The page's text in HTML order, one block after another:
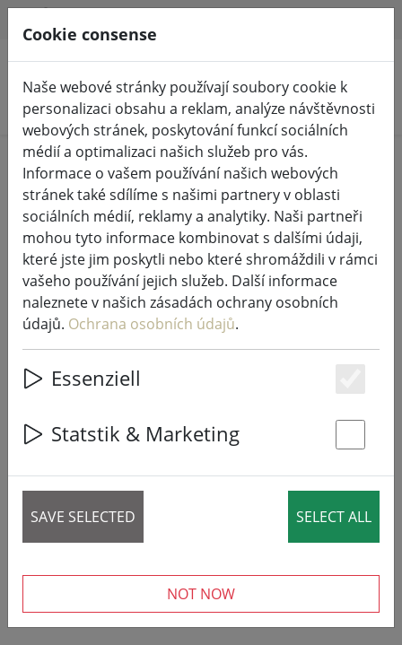
Hledat produkty
Home %Prodej
Prostírání Zone Confetti s kruhy
latte 30 x 40 cm
33% DISCOUNT
Cookie consense
Naše webové stránky používají soubory cookie k
personalizaci obsahu a reklam, analýze návštěvnosti
webových stránek, poskytování funkcí sociálních
médií a optimalizaci našich služeb pro vás.
Informace o vašem používání našich webových
stránek také sdílíme s našimi partnery v oblasti
sociálních médií, reklamy a analytiky. Naši partneři
mohou tyto informace kombinovat s dalšími údaji,
které jste jim poskytli nebo které shromáždili v rámci
vašeho používání jejich služeb. Další informace
naleznete v našich zásadách ochrany osobních
údajů. Ochrana osobních údajů.
Essenziell
Statstik & Marketing
SAVE SELECTED SELECT ALL
NOT NOW